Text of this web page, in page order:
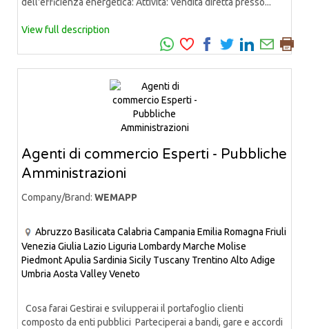
View full description
Agenti di commercio Esperti - Pubbliche
Amministrazioni
Company/Brand: WEMAPP
Abruzzo Basilicata Calabria Campania Emilia Romagna Friuli
Venezia Giulia Lazio Liguria LombardyMarche Molise
PiedmontApulia Sardinia Sicily Tuscany Trentino Alto Adige
Umbria Aosta ValleyVeneto
Cosa farai Gestirai e svilupperai il portafoglio clienti
composto da enti pubblici Parteciperai a bandi, gare e accordi